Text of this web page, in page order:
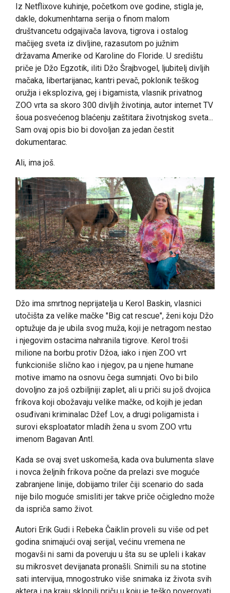
Iz Netflixove kuhinje, početkom ove godine, stigla je,
dakle, dokumenhtarna serija o finom malom
društvancetu odgajivača lavova, tigrova i ostalog
mačijeg sveta iz divljine, razasutom po južnim
državama Amerike od Karoline do Floride. U središtu
priče je Džo Egzotik, iliti Džo Šrajbvogel, ljubitelj divljih
mačaka, libertarijanac, kantri pevač, poklonik teškog
oružja i eksploziva, gej i bigamista, vlasnik privatnog
ZOO vrta sa skoro 300 divljih životinja, autor internet TV
šoua posvećenog blaćenju zaštitara životnjskog sveta...
Sam ovaj opis bio bi dovoljan za jedan čestit
dokumentarac.
Ali, ima još.
Džo ima smrtnog neprijatelja u Kerol Baskin, vlasnici
utočišta za velike mačke "Big cat rescue", ženi koju Džo
optužuje da je ubila svog muža, koji je netragom nestao
i njegovim ostacima nahranila tigrove. Kerol troši
milione na borbu protiv Džoa, iako i njen ZOO vrt
funkcioniše slično kao i njegov, pa u njene humane
motive imamo na osnovu čega sumnjati. Ovo bi bilo
dovoljno za još ozbiljniji zaplet, ali u priči su još dvojica
frikova koji obožavaju velike mačke, od kojih je jedan
osuđivani kriminalac Džef Lov, a drugi poligamista i
surovi eksploatator mladih žena u svom ZOO vrtu
imenom Bagavan Antl.
Kada se ovaj svet uskomeša, kada ova bulumenta slave
i novca željnih frikova počne da prelazi sve moguće
zabranjene linije, dobijamo triler čiji scenario do sada
nije bilo moguće smisliti jer takve priče očigledno može
da ispriča samo život.
Autori Erik Gudi i Rebeka Čaiklin proveli su više od pet
godina snimajući ovaj serijal, većinu vremena ne
mogavši ni sami da poveruju u šta su se upleli i kakav
su mikrosvet devijanata pronašli. Snimili su na stotine
sati intervijua, mnogostruko više snimaka iz života svih